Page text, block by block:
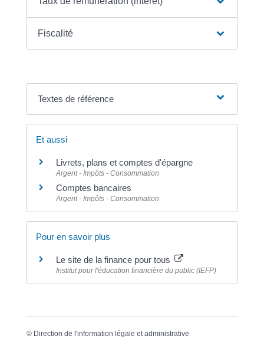
Fiscalité
Textes de référence
Et aussi
Livrets, plans et comptes d'épargne
Argent - Impôts - Consommation
Comptes bancaires
Argent - Impôts - Consommation
Pour en savoir plus
Le site de la finance pour tous
Institut pour l'éducation financière du public (IEFP)
© Direction de l'information légale et administrative